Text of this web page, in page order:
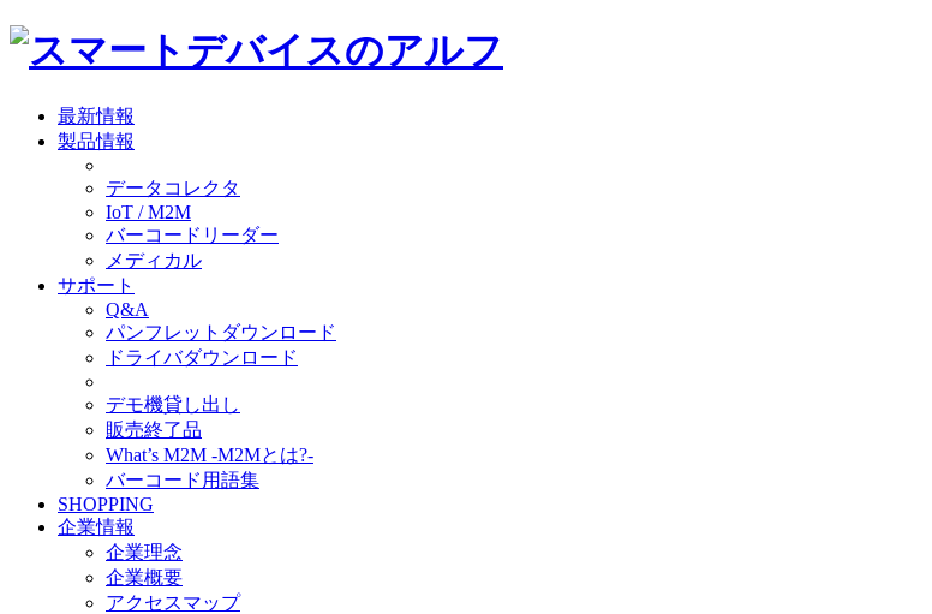
最新情報
製品情報
データコレクタ
IoT / M2M
バーコードリーダー
メディカル
サポート
Q&A
パンフレットダウンロード
ドライバダウンロード
デモ機貸し出し
販売終了品
What’s M2M -M2Mとは?-
バーコード用語集
SHOPPING
企業情報
企業理念
企業概要
アクセスマップ